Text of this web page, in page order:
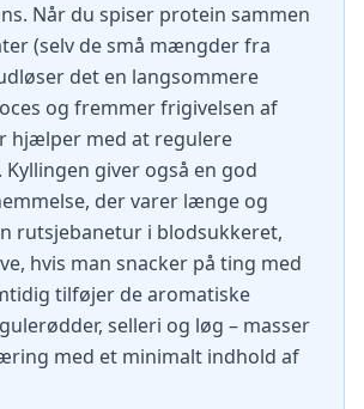
Når du spiser protein sammen
(selv de små mængder fra
det en langsommere
og fremmer frigivelsen af
hjælper med at regulere
giver også en god
der varer længe og
rutsjebanetur i blodsukkeret,
hvis man snacker på ting med
tilføjer de aromatiske
selleri og løg – masser
med et minimalt indhold af